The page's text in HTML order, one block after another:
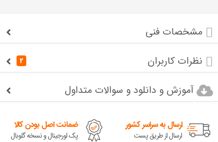
مشخصات فنی
نظرات کاربران
2
آموزش و دانلود و سوالات متداول
ارسال به سراسر کشور
ارسال از طریق پست
ضمانت اصل بودن کالا
پک اورجینال و نسخه گلوبال